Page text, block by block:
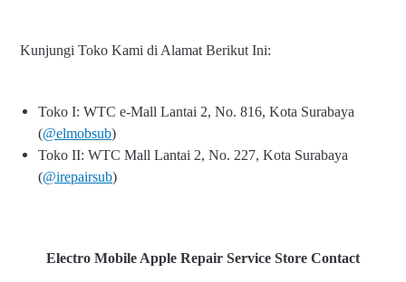
Kunjungi Toko Kami di Alamat Berikut Ini:
Toko I: WTC e-Mall Lantai 2, No. 816, Kota Surabaya
(@elmobsub)
Toko II: WTC Mall Lantai 2, No. 227, Kota Surabaya
(@irepairsub)
Electro Mobile Apple Repair Service Store Contact